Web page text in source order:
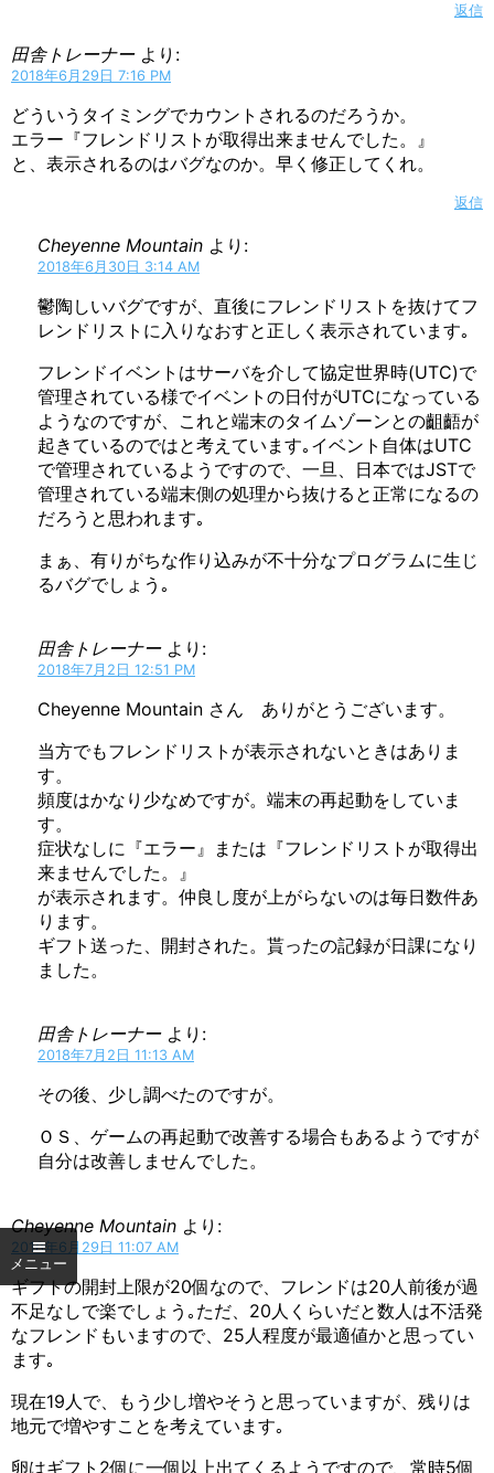
返信
田舎トレーナー より:
2018年6月29日 7:16 PM
どういうタイミングでカウントされるのだろうか。
エラー『フレンドリストが取得出来ませんでした。』
と、表示されるのはバグなのか。早く修正してくれ。
返信
Cheyenne Mountain より:
2018年6月30日 3:14 AM
鬱陶しいバグですが、直後にフレンドリストを抜けてフ
レンドリストに入りなおすと正しく表示されています｡
フレンドイベントはサーバを介して協定世界時(UTC)で
管理されている様でイベントの日付がUTCになっている
ようなのですが、これと端末のタイムゾーンとの齟齬が
起きているのではと考えています｡イベント自体はUTC
で管理されているようですので、一旦、日本ではJSTで
管理されている端末側の処理から抜けると正常になるの
だろうと思われます｡
まぁ、有りがちな作り込みが不十分なプログラムに生じ
るバグでしょう｡
田舎トレーナー より:
2018年7月2日 12:51 PM
Cheyenne Mountain さん ありがとうございます。
当方でもフレンドリストが表示されないときはありま
す。
頻度はかなり少なめですが。端末の再起動をしていま
す。
症状なしに『エラー』または『フレンドリストが取得出
来ませんでした。』
が表示されます。仲良し度が上がらないのは毎日数件あ
ります。
ギフト送った、開封された。貰ったの記録が日課になり
ました。
田舎トレーナー より:
2018年7月2日 11:13 AM
その後、少し調べたのですが。
ＯＳ、ゲームの再起動で改善する場合もあるようですが
自分は改善しませんでした。
Cheyenne Mountain より:
2018年6月29日 11:07 AM
ギフトの開封上限が20個なので、フレンドは20人前後が過
不足なしで楽でしょう｡ただ、20人くらいだと数人は不活発
なフレンドもいますので、25人程度が最適値かと思ってい
ます｡
現在19人で、もう少し増やそうと思っていますが、残りは
地元で増やすことを考えています｡
卵はギフト2個に一個以上出てくるようですので、常時5個